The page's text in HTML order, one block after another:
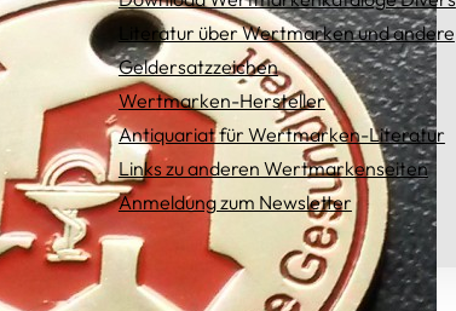
Literatur über Wertmarken und andere
Geldersatzzeichen
Wertmarken-Hersteller
Antiquariat für Wertmarken-Literatur
Links zu anderen Wertmarkenseiten
Anmeldung zum Newsletter